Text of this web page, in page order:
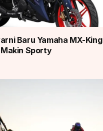
Baru Yamaha MX-King
Sporty